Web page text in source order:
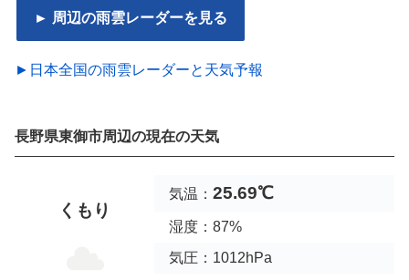
► 周辺の雨雲レーダーを見る
►日本全国の雨雲レーダーと天気予報
長野県東御市周辺の現在の天気
くもり
気温： 25.69℃
湿度：87%
気圧：1012hPa